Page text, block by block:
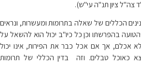
צה"ל ציון תנ"ה עי"ש).
הכללים של שאלה בתרומות ומעשרות, ונראים
בהפרשתו וכן כל כיו"ב יכול הוא להשאל על
אכלם, אך אם אכל כבר את הפירות, אינו יכול
כאוכל טבלים. וזה בדין הכללי של תרומות